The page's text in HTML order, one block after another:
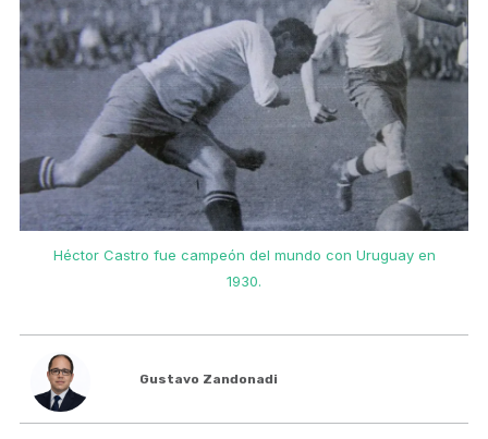
Héctor Castro fue campeón del mundo con Uruguay en
1930.
Gustavo Zandonadi